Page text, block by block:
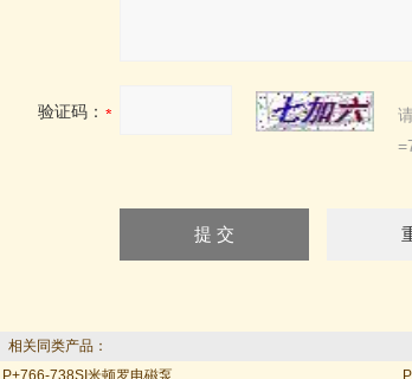
验证码：
相关同类产品：
P+766-738SI米顿罗电磁泵